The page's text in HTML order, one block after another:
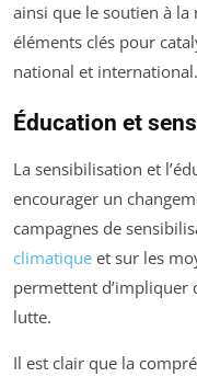
ainsi que le soutien à la
éléments clés pour
national et international.
Éducation et
La sensibilisation et
encourager un
campagnes de
climatique et sur les
permettent d’impliquer
lutte.
Il est clair que la